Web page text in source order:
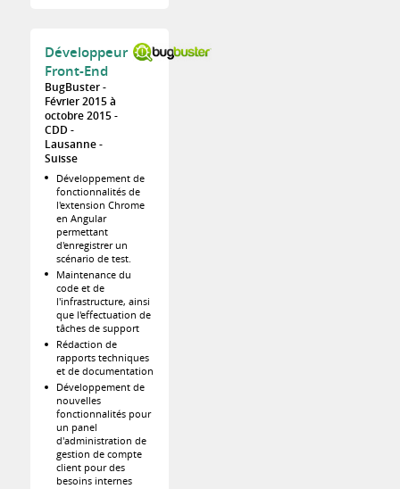
Développeur
Front-End
BugBuster
Février 2015 à
octobre 2015
CDD
Lausanne
Suisse
Développement de
fonctionnalités de
l'extension Chrome
en Angular
permettant
d'enregistrer un
scénario de test.
Maintenance du
code et de
l'infrastructure, ainsi
que l'effectuation de
tâches de support
Rédaction de
rapports techniques
et de documentation
Développement de
nouvelles
fonctionnalités pour
un panel
d'administration de
gestion de compte
client pour des
besoins internes